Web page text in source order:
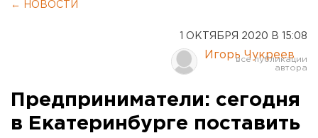
← НОВОСТИ
1 ОКТЯБРЯ 2020 В 15:08
Игорь Чукреев
Предприниматели: сегодня
в Екатеринбурге поставить